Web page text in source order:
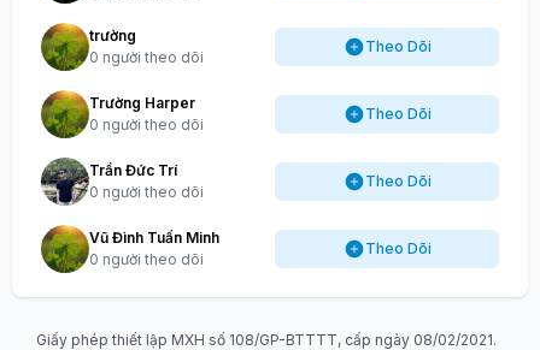
trường
0 người theo dõi
Theo Dõi
Trường Harper
0 người theo dõi
Theo Dõi
Trần Đức Trí
0 người theo dõi
Theo Dõi
Vũ Đình Tuấn Minh
0 người theo dõi
Theo Dõi
Giấy phép thiết lập MXH số 108/GP-BTTTT, cấp ngày 08/02/2021.